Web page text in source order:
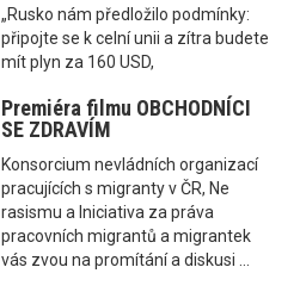
„Rusko nám předložilo podmínky:
připojte se k celní unii a zítra budete
mít plyn za 160 USD,
Premiéra filmu OBCHODNÍCI
SE ZDRAVÍM
Konsorcium nevládních organizací
pracujících s migranty v ČR, Ne
rasismu a Iniciativa za práva
pracovních migrantů a migrantek
vás zvou na promítání a diskusi ...